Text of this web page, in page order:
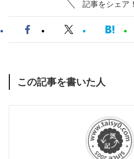
記事をシェア！
この記事を書いた人